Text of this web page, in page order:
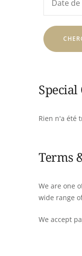
Rien n'a été
Terms
We are one
wide range
We accept